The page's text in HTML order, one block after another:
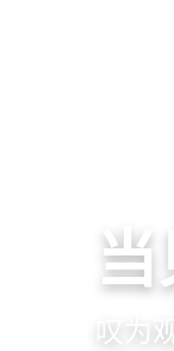
叹为